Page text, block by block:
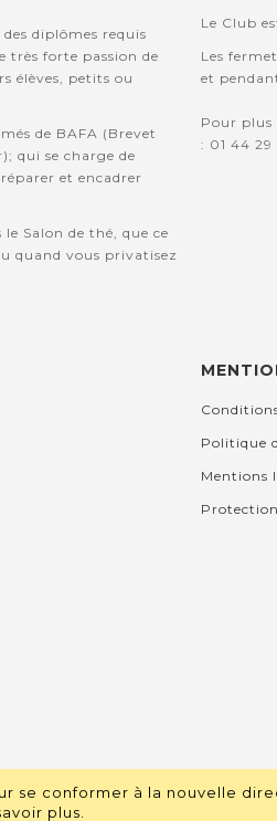
se conformer à la nouvelle
plus
diplômes requis
très forte passion de
élèves, petits ou
de BAFA (Brevet
qui se charge de
et encadrer
Salon de thé, que ce
quand vous privatisez
Le Club
Les
et
Pour plus
: 01 44 29
Politique
Mentions